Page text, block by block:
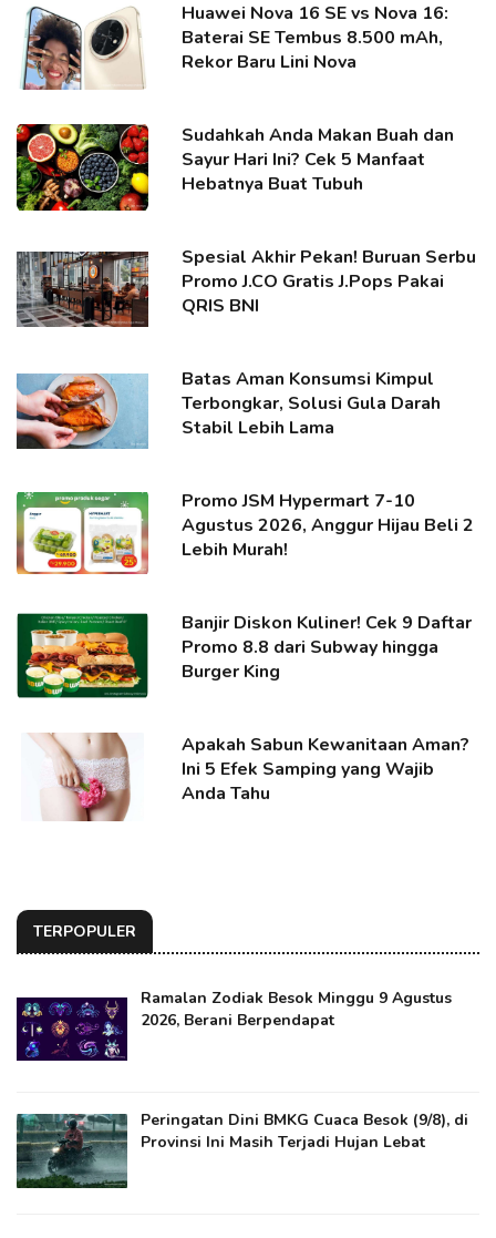
Huawei Nova 16 SE vs Nova 16:
Baterai SE Tembus 8.500 mAh,
Rekor Baru Lini Nova
Sudahkah Anda Makan Buah dan
Sayur Hari Ini? Cek 5 Manfaat
Hebatnya Buat Tubuh
Spesial Akhir Pekan! Buruan Serbu
Promo J.CO Gratis J.Pops Pakai
QRIS BNI
Batas Aman Konsumsi Kimpul
Terbongkar, Solusi Gula Darah
Stabil Lebih Lama
Promo JSM Hypermart 7-10
Agustus 2026, Anggur Hijau Beli 2
Lebih Murah!
Banjir Diskon Kuliner! Cek 9 Daftar
Promo 8.8 dari Subway hingga
Burger King
Apakah Sabun Kewanitaan Aman?
Ini 5 Efek Samping yang Wajib
Anda Tahu
TERPOPULER
Ramalan Zodiak Besok Minggu 9 Agustus
2026, Berani Berpendapat
Peringatan Dini BMKG Cuaca Besok (9/8), di
Provinsi Ini Masih Terjadi Hujan Lebat